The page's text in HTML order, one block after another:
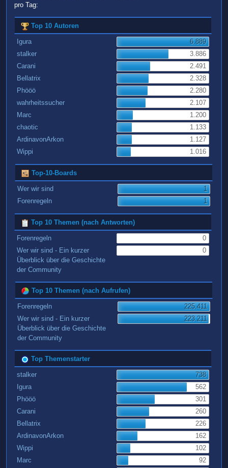
pro Tag:
Top 10 Autoren
Igura
6.889
stalker
3.886
Carani
2.491
Bellatrix
2.328
Phööö
2.280
wahrheitssucher
2.107
Marc
1.200
chaotic
1.133
ArdinavonArkon
1.127
Wippi
1.016
Top-10-Boards
Wer wir sind
1
Forenregeln
1
Top 10 Themen (nach Antworten)
Forenregeln
0
Wer wir sind - Ein kurzer
Überblick über die Geschichte
der Community
0
Top 10 Themen (nach Aufrufen)
Forenregeln
225.411
Wer wir sind - Ein kurzer
Überblick über die Geschichte
der Community
223.211
Top Themenstarter
stalker
738
Igura
562
Phööö
301
Carani
260
Bellatrix
226
ArdinavonArkon
162
Wippi
102
Marc
92